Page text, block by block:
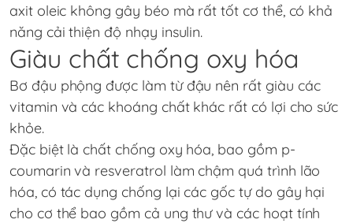
axit oleic không gây béo mà rất tốt cơ thể, có khả
năng cải thiện độ nhạy insulin.
Giàu chất chống oxy hóa
Bơ đậu phộng được làm từ đậu nên rất giàu các
vitamin và các khoáng chất khác rất có lợi cho sức
khỏe.
Đặc biệt là chất chống oxy hóa, bao gồm p-
coumarin và resveratrol làm chậm quá trình lão
hóa, có tác dụng chống lại các gốc tự do gây hại
cho cơ thể bao gồm cả ung thư và các hoạt tính